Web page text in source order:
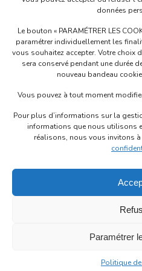
données
Le bouton « PARAMÉTRER LES
paramétrer individuellement les
vous souhaitez accepter. Votre choix
sera conservé pendant une durée
nouveau bandeau
Vous pouvez à tout moment
Pour plus d’informations sur la
informations que nous utilisons
réalisons, nous vous invitons
Paramétrer
Politique
Siège
53 rue de l’étang Bât B 69760
+33 (0)4 72
Politique de
Mentions
©1987-2026